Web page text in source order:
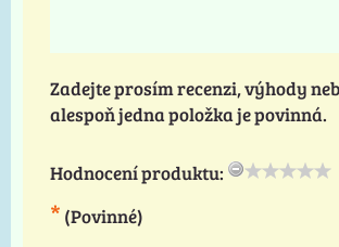
Zadejte prosím recenzi, výhody
alespoň jedna položka je povinná.
Hodnocení produktu:
* (Povinné)